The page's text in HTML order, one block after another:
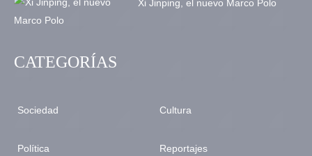
Xi Jinping, el nuevo Marco Polo
CATEGORÍAS
Sociedad
Política
Cultura
Reportajes